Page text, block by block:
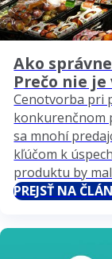
Ako
Prečo nie
Cenotvorba pri
konkurenčnom
sa mnohí
kľúčom k
produktu by
podporovať
ceny…
PREJSŤ NA